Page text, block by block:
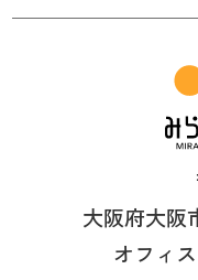
大阪府大阪
オフィ